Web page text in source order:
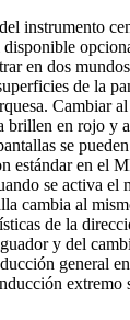
instrumento
en dos
de la
Cambiar
brillen en rojo y
se
estándar en el
se activa el
cambia al
de la
y del
general
extremo